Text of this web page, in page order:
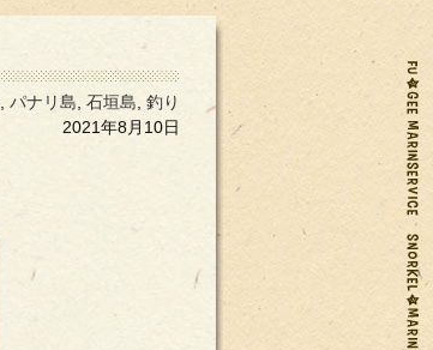
パナリ島 石垣島 釣り
2021年8月10日